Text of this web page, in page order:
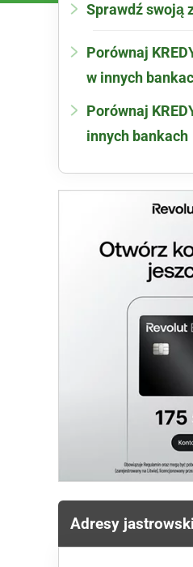
Sprawdź swoją
Porównaj
w innych
Porównaj
innych bankach
Adresy